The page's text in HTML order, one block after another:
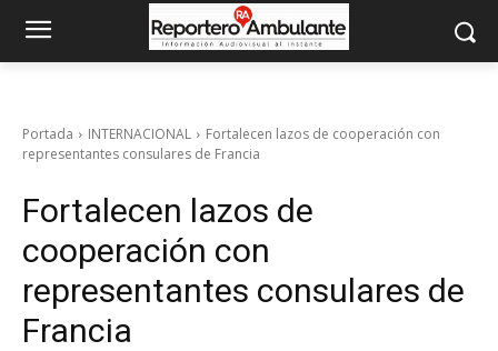
Portada INTERNACIONAL
Fortalecen lazos de cooperación con
representantes consulares de Francia
Fortalecen lazos de
cooperación con
representantes consulares de
Francia